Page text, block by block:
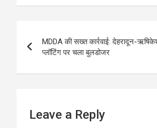
navigation
MDDA की सख्त कार्रवाई: देहरादून-
प्लॉटिंग पर चला बुलडोजर
Leave a Reply